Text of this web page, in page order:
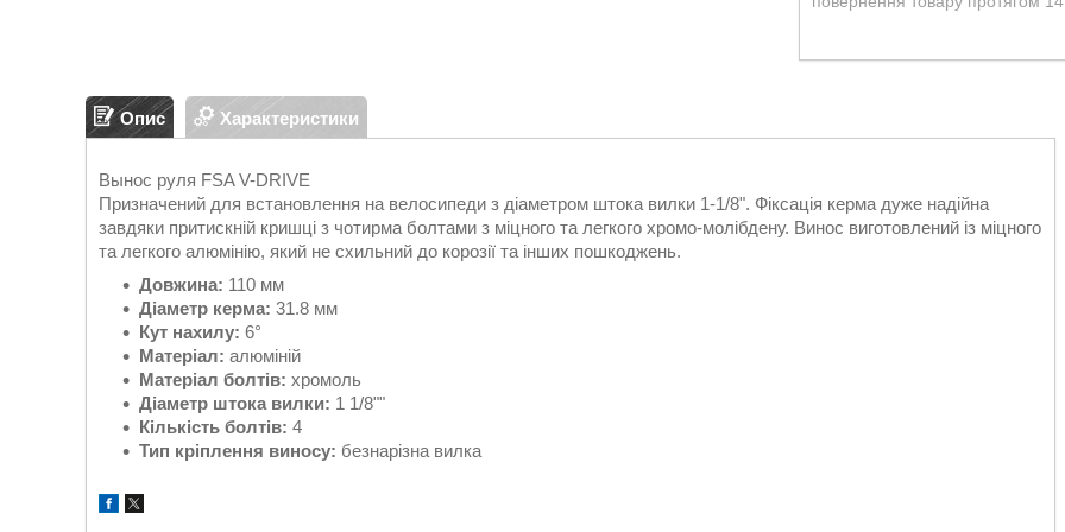
Опис Характеристики
Вынос руля FSA V-DRIVE
Призначений для встановлення на велосипеди з діаметром штока вилки 1-1/8". Фіксація керма дуже надійна
завдяки притискній кришці з чотирма болтами з міцного та легкого хромо-молібдену. Винос виготовлений із міцного
та легкого алюмінію, який не схильний до корозії та інших пошкоджень.
Довжина: 110 мм
Діаметр керма: 31.8 мм
Кут нахилу: 6°
Матеріал: алюміній
Матеріал болтів: хромоль
Діаметр штока вилки: 1 1/8""
Кількість болтів: 4
Тип кріплення виносу: безнарізна вилка